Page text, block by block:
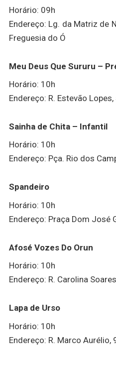
Horário: 09h
Endereço: Lg. da Matriz de
Freguesia do Ó
Meu Deus Que Sururu –
Horário: 10h
Endereço: R. Estevão
Sainha de Chita – Infantil
Horário: 10h
Endereço: Pça. Rio dos
Spandeiro
Horário: 10h
Endereço: Praça Dom José
Afosé Vozes Do Orun
Horário: 10h
Endereço: R. Carolina
Lapa de Urso
Horário: 10h
Endereço: R. Marco Aurélio,